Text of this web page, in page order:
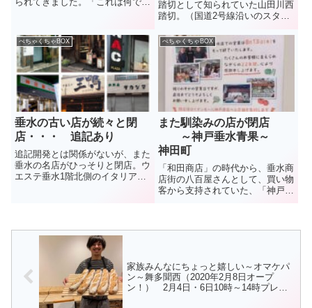
鼓、「棒締め」という1年に1回
の行事だそうです。5月10日、行
われたようです。秋祭りに向け
て...
踏切として知られていた山田川西
踏切。（国道2号線沿いのスター
もちゃ箱でも危険な踏切として
10年ほど前に紹介していた。残
念なことにここで、2025年1月9
日、女性2人が電車と接触する...
ぺちゃくちゃBOX
垂水の古い店が続々と閉
店・・・ 追記あり
追記開発とは関係がないが、また
垂水の名店がひっそりと閉店。ウ
エステ垂水1階北側のイタリアン
と。（2026年3月） ...
ぺちゃくちゃBOX
また馴染みの店が閉店
～神戸垂水青果～
神田町
「和田商店」の時代から、垂水商
店街の八百屋さんとして、買い物
客から支持されていた、「神戸垂
家族みんなにちょっと嬉しい～オマケパ
ン～舞多聞西（2020年2月8日オープ
ン！） 2月4日・6日10時～14時プレオ